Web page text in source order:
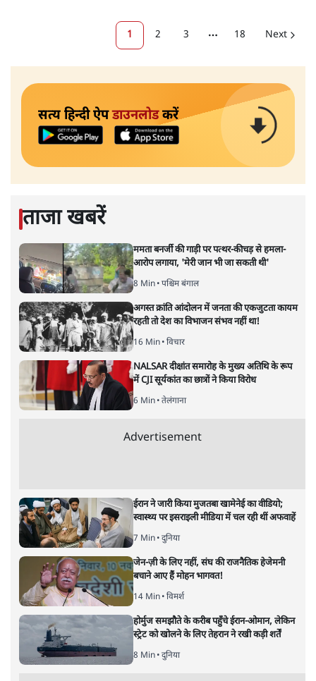
1 2 3 More pages
18 Next
सत्य हिन्दी ऐपडाउनलोडकरें
ताजा खबरें
ममता बनर्जी की गाड़ी पर पत्थर-कीचड़ से हमला-
आरोप लगाया, 'मेरी जान भी जा सकती थी'
8 Min• पश्चिम बंगाल
अगस्त क्रांति आंदोलन में जनता की एकजुटता कायम
रहती तो देश का विभाजन संभव नहीं था!
16 Min• विचार
NALSAR दीक्षांत समारोह के मुख्य अतिथि के रूप
में CJI सूर्यकांत का छात्रों ने किया विरोध
6 Min• तेलंगाना
Advertisement
ईरान ने जारी किया मुजतबा खामेनेई का वीडियो;
स्वास्थ्य पर इसराइली मीडिया में चल रही थीं अफवाहें
7 Min• दुनिया
जेन-ज़ी के लिए नहीं, संघ की राजनैतिक हेजेमनी
बचाने आए हैं मोहन भागवत!
14 Min• विमर्श
होर्मुज समझौते के करीब पहुँचे ईरान-ओमान, लेकिन
स्ट्रेट को खोलने के लिए तेहरान ने रखी कड़ी शर्तें
8 Min• दुनिया